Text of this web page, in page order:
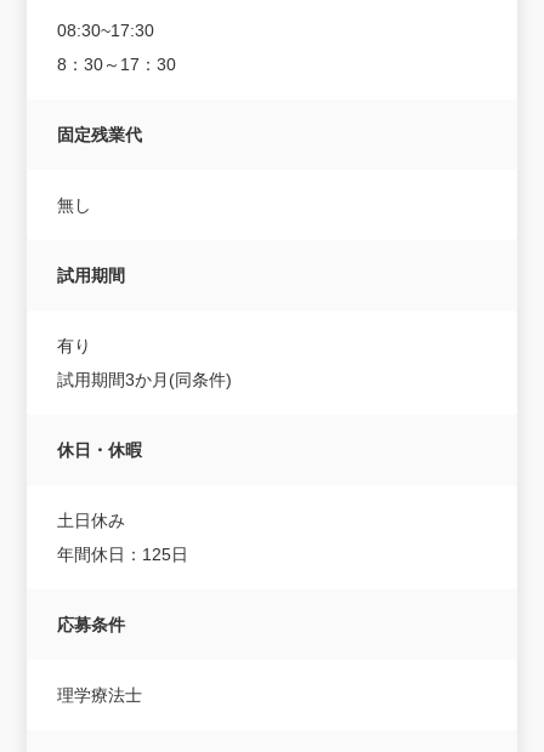
08:30~17:30
8：30～17：30
固定残業代
無し
試用期間
有り
試用期間3か月(同条件)
休日・休暇
土日休み
年間休日：125日
応募条件
理学療法士